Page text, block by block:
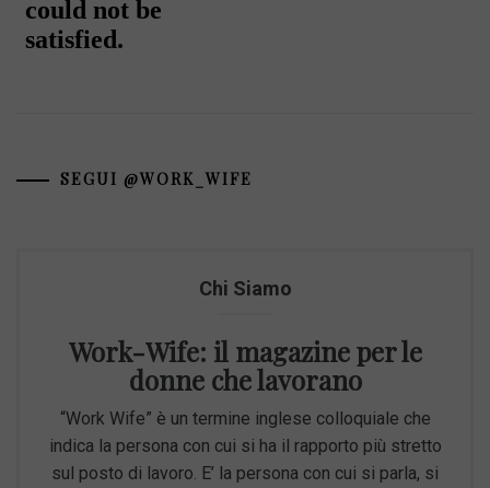
SEGUI @WORK_WIFE
Chi Siamo
Work-Wife: il magazine per le
donne che lavorano
“Work Wife” è un termine inglese colloquiale che
indica la persona con cui si ha il rapporto più stretto
sul posto di lavoro. E’ la persona con cui si parla, si